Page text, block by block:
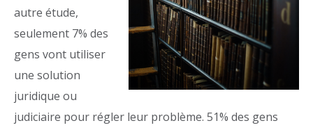
autre étude,
seulement 7% des
gens vont utiliser
une solution
juridique ou
judiciaire pour régler leur problème. 51% des gens